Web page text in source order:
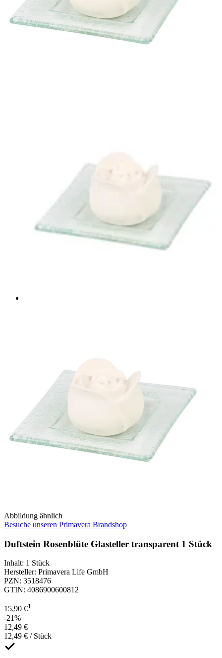
Abbildung ähnlich
Besuche unseren Primavera Brandshop
Duftstein Rosenblüte Glasteller transparent 1 Stück
Inhalt: 1 Stück
Hersteller: Primavera Life GmbH
PZN: 3518476
GTIN: 4086900600812
15,90 €1
-21%
12,49 €
12,49 € / Stück